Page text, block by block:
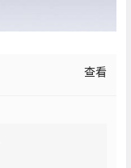
查看